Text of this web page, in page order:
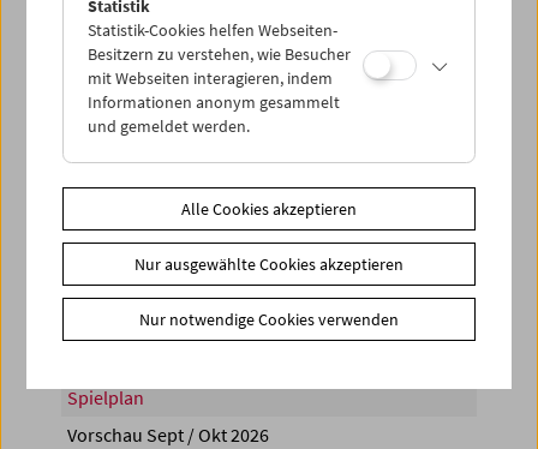
PROGRAMM ÜBERBLICK
Share on
Spielplan
Vorschau Sept / Okt 2026
Statistik
Statistik-Cookies helfen Webseiten-
Besitzern zu verstehen, wie Besucher
mit Webseiten interagieren, indem
Informationen anonym gesammelt
und gemeldet werden.
Alle Cookies akzeptieren
Nur ausgewählte Cookies akzeptieren
Nur notwendige Cookies verwenden